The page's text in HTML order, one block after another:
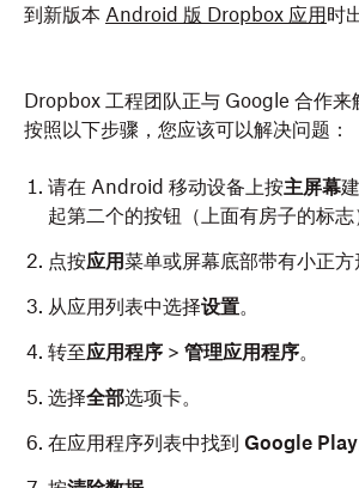
到新版本 Android 版 Dropbox 应用时
Dropbox 工程团队正与 Google 合作来
按照以下步骤，您应该可以解决问题：
请在 Android 移动设备上按主屏幕
起第二个的按钮（上面有房子的标志
点按应用菜单或屏幕底部带有小正方
从应用列表中选择设置。
转至应用程序 > 管理应用程序。
选择全部选项卡。
在应用程序列表中找到 Google Play